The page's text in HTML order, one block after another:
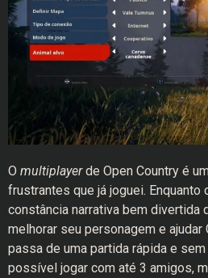
O multiplayerde Open Country é
frustrantes que já joguei. Enquanto
constância narrativa bem divertida
melhorar seu personagem e ajudar
passa de uma partida rápida e
possível jogar com até 3 amigos,